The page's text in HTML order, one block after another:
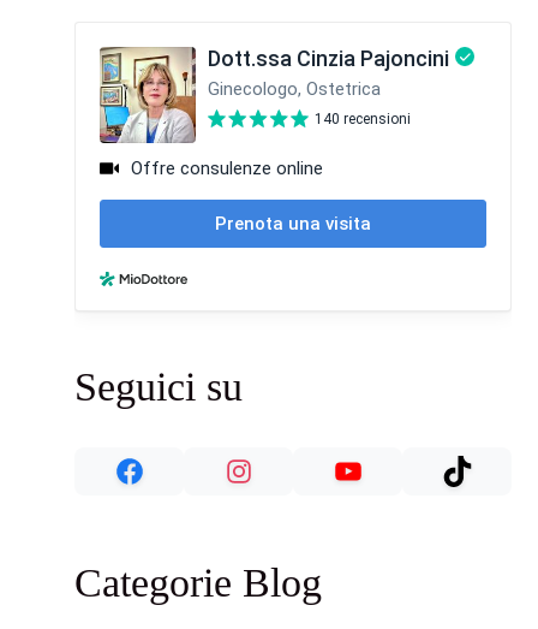
Seguici su
Categorie Blog